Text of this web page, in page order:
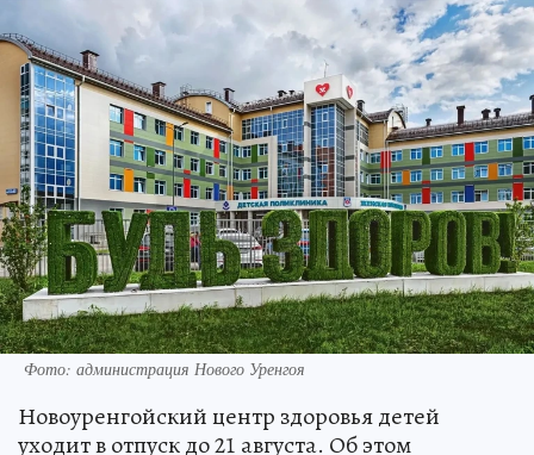
Фото: администрация Нового Уренгоя
Новоуренгойский центр здоровья детей
уходит в отпуск до 21 августа. Об этом